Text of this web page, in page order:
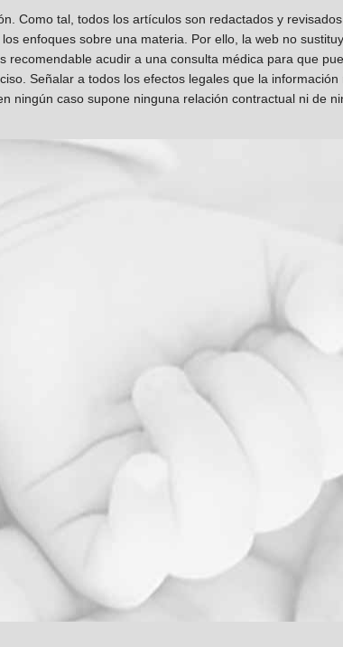
Como tal, todos los artículos son redactados y
enfoques sobre una materia. Por ello, la web no
recomendable acudir a una consulta médica para que
Señalar a todos los efectos legales que la
ningún caso supone ninguna relación contractual ni de